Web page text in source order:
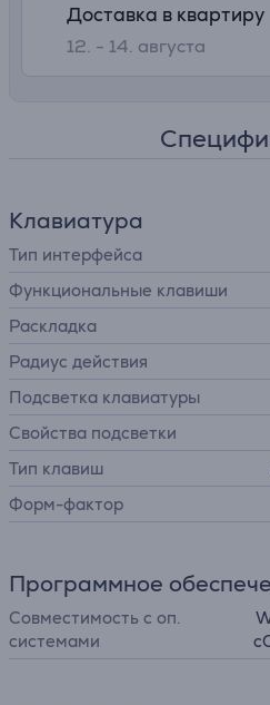
Доставка в квартиру
12. - 14. августа
Клавиатура
Тип интерфейса
Функциональные клавиши
Раскладка
Радиус действия
Подсветка клавиатуры
Свойства подсветки
Тип клавиш
Форм-фактор
Программное
Совместимость с оп.
системами